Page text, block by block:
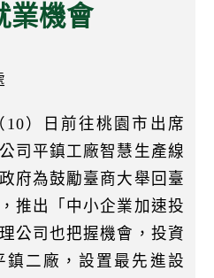
業機會
）日前往桃園市出席
司平鎮工廠智慧生產線
府為鼓勵臺商大舉回臺
推出「中小企業加速投
公司也把握機會，投資
鎮二廠，設置最先進設